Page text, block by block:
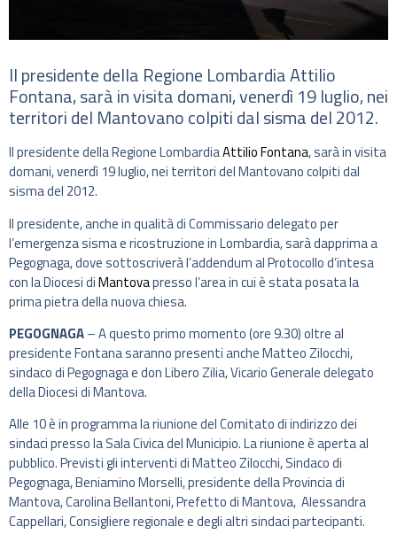
Il presidente della Regione Lombardia Attilio
Fontana, sarà in visita domani, venerdì 19 luglio, nei
territori del Mantovano colpiti dal sisma del 2012.
Il presidente della Regione LombardiaAttilio Fontana, sarà in visita
domani, venerdì 19 luglio, nei territori del Mantovano colpiti dal
sisma del 2012.
Il presidente, anche in qualità di Commissario delegato per
l’emergenza sisma e ricostruzione in Lombardia, sarà dapprima a
Pegognaga, dove sottoscriverà l’addendum al Protocollo d’intesa
con la Diocesi diMantovapresso l’area in cui è stata posata la
prima pietra della nuova chiesa.
PEGOGNAGA– A questo primo momento (ore 9.30) oltre al
presidente Fontana saranno presenti anche Matteo Zilocchi,
sindaco di Pegognaga e don Libero Zilia, Vicario Generale delegato
della Diocesi di Mantova.
Alle 10 è in programma la riunione del Comitato di indirizzo dei
sindaci presso la Sala Civica del Municipio. La riunione è aperta al
pubblico. Previsti gli interventi di Matteo Zilocchi, Sindaco di
Pegognaga, Beniamino Morselli, presidente della Provincia di
Mantova, Carolina Bellantoni, Prefetto di Mantova, Alessandra
Cappellari, Consigliere regionale e degli altri sindaci partecipanti.